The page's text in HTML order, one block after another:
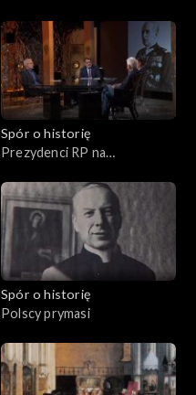
Spór o historię
Prezydenci RP na
Spór o historię
Polscy prymasi